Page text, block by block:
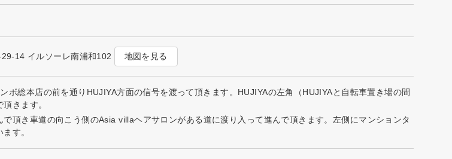
14 イルソーレ南浦和102 地図を見る
ボ総本店の前を通りHUJIYA方面の信号を渡って頂きます。HUJIYAの左角（HUJIYAと自転車置き場の間
きます。
頂き車道の向こう側のAsia villaヘアサロンがある道に渡り入って進んで頂きます。左側にマンションタ
す。